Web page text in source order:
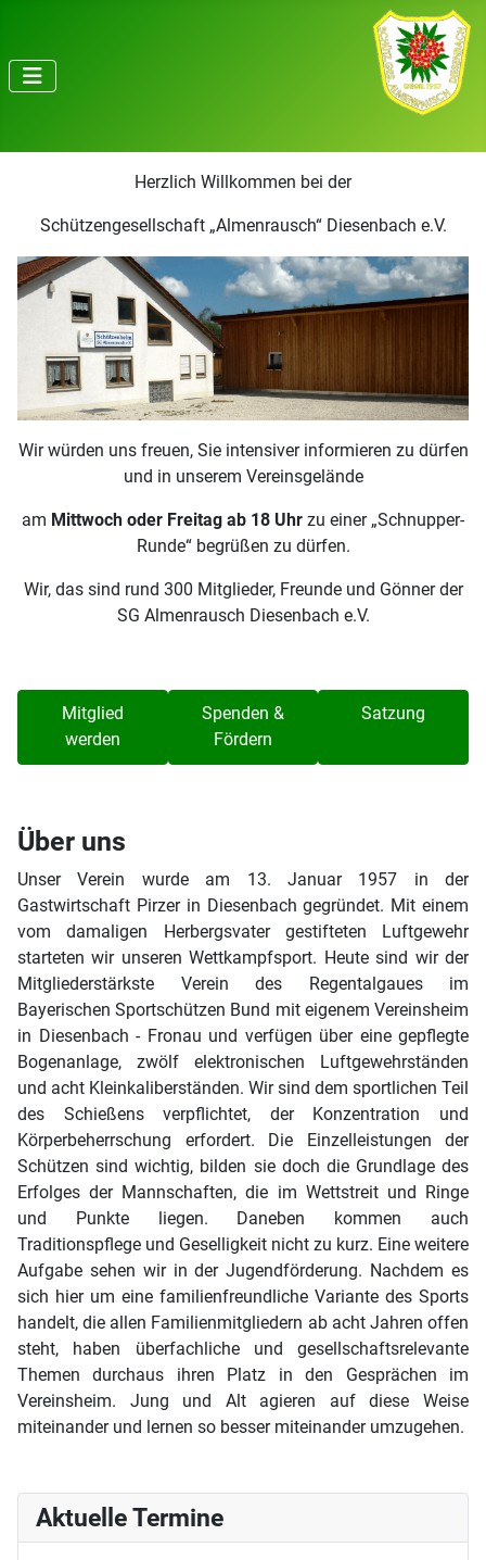
Herzlich Willkommen bei der
Schützengesellschaft „Almenrausch“ Diesenbach e.V.
Wir würden uns freuen, Sie intensiver informieren zu dürfen
und in unserem Vereinsgelände
am Mittwoch oder Freitag ab 18 Uhr zu einer „Schnupper-
Runde“ begrüßen zu dürfen.
Wir, das sind rund 300 Mitglieder, Freunde und Gönner der
SG Almenrausch Diesenbach e.V.
Mitglied
werden
Spenden &
Fördern
Satzung
Über uns
Unser Verein wurde am 13. Januar 1957 in der
Gastwirtschaft Pirzer in Diesenbach gegründet. Mit einem
vom damaligen Herbergsvater gestifteten Luftgewehr
starteten wir unseren Wettkampfsport. Heute sind wir der
Mitgliederstärkste Verein des Regentalgaues im
Bayerischen Sportschützen Bund mit eigenem Vereinsheim
in Diesenbach - Fronau und verfügen über eine gepflegte
Bogenanlage, zwölf elektronischen Luftgewehrständen
und acht Kleinkaliberständen. Wir sind dem sportlichen Teil
des Schießens verpflichtet, der Konzentration und
Körperbeherrschung erfordert. Die Einzelleistungen der
Schützen sind wichtig, bilden sie doch die Grundlage des
Erfolges der Mannschaften, die im Wettstreit und Ringe
und Punkte liegen. Daneben kommen auch
Traditionspflege und Geselligkeit nicht zu kurz. Eine weitere
Aufgabe sehen wir in der Jugendförderung. Nachdem es
sich hier um eine familienfreundliche Variante des Sports
handelt, die allen Familienmitgliedern ab acht Jahren offen
steht, haben überfachliche und gesellschaftsrelevante
Themen durchaus ihren Platz in den Gesprächen im
Vereinsheim. Jung und Alt agieren auf diese Weise
miteinander und lernen so besser miteinander umzugehen.
Aktuelle Termine